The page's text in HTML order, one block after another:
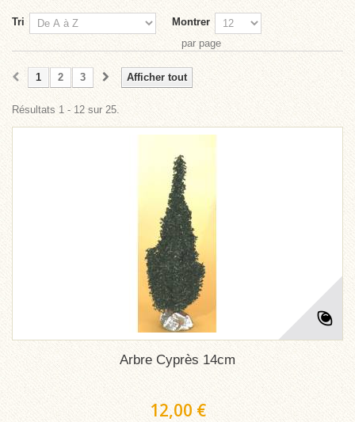
Tri
Montrer
par page
Afficher tout
1 2 3
Résultats 1 - 12 sur 25.
Arbre Cyprès 14cm
12,00 €